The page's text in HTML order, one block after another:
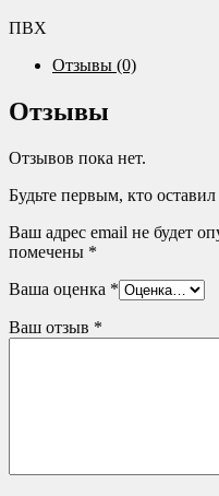
ПВХ
Отзывы (0)
Отзывы
Отзывов пока нет.
Будьте первым, кто
Ваш адрес email не будет
помечены *
Ваша оценка *
Ваш отзыв *